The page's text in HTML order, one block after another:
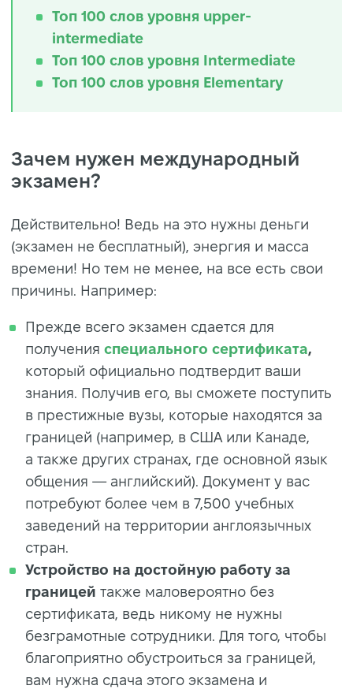
Топ 100 слов уровня upper-
intermediate
Топ 100 слов уровня Intermediate
Топ 100 слов уровня Elementary
Зачем нужен международный
экзамен?
Действительно! Ведь на это нужны деньги
(экзамен не бесплатный), энергия и масса
времени! Но тем не менее, на все есть свои
причины. Например:
Прежде всего экзамен сдается для
получения специального сертификата,
который официально подтвердит ваши
знания. Получив его, вы сможете поступить
в престижные вузы, которые находятся за
границей (например, в США или Канаде,
а также других странах, где основной язык
общения — английский). Документ у вас
потребуют более чем в 7,500 учебных
заведений на территории англоязычных
стран.
Устройство на достойную работу за
границей также маловероятно без
сертификата, ведь никому не нужны
безграмотные сотрудники. Для того, чтобы
благоприятно обустроиться за границей,
вам нужна сдача этого экзамена и